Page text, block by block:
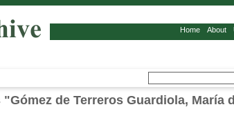
Home About
"Gómez de Terreros Guardiola, María